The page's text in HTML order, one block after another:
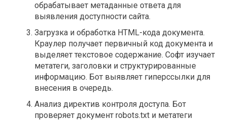
обрабатывает метаданные ответа для
выявления доступности сайта.
Загрузка и обработка HTML-кода документа.
Краулер получает первичный код документа и
выделяет текстовое содержание. Софт изучает
метатеги, заголовки и структурированные
информацию. Бот выявляет гиперссылки для
внесения в очередь.
Анализ директив контроля доступа. Бот
проверяет документ robots.txt и метатеги